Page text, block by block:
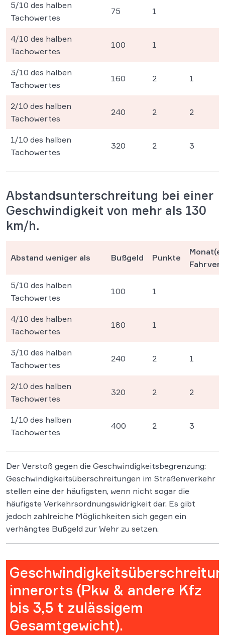
5/10 des halben
Tachowertes
75 1
4/10 des halben
Tachowertes
100 1
3/10 des halben
Tachowertes
160 2 1
2/10 des halben
Tachowertes
240 2 2
1/10 des halben
Tachowertes
320 2 3
Abstandsunterschreitung bei einer
Geschwindigkeit von mehr als 130
km/h.
Abstand weniger als Bußgeld Punkte
Monat(e)
5/10 des halben
Tachowertes
100 1
4/10 des halben
Tachowertes
180 1
3/10 des halben
Tachowertes
240 2 1
2/10 des halben
Tachowertes
320 2 2
1/10 des halben
Tachowertes
400 2 3
Der Verstoß gegen die Geschwindigkeitsbegrenzung:
Geschwindigkeitsüberschreitungen im Straßenverkehr
stellen eine der häufigsten, wenn nicht sogar die
häufigste Verkehrsordnungswidrigkeit dar. Es gibt
jedoch zahlreiche Möglichkeiten sich gegen ein
verhängtes Bußgeld zur Wehr zu setzen.
innerorts (Pkw & andere Kfz
bis 3,5 t zulässigem
Gesamtgewicht).